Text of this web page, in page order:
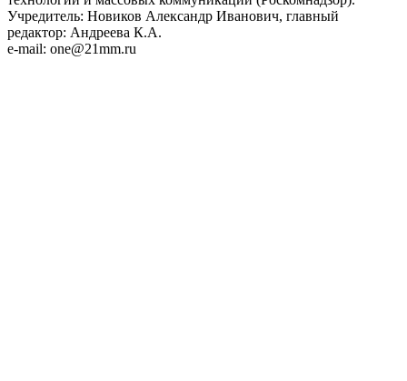
Учредитель: Новиков Александр Иванович, главный
редактор: Андреева К.А.
e-mail: one@21mm.ru